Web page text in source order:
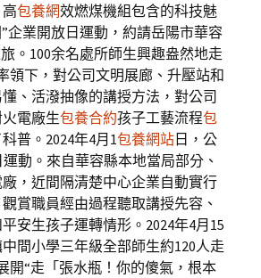
包養網效燃煤機組包含的科技魅
企業開放日運動，約請岳陽市華容
。100余名處所師生興趣盎然地走
領下，對公司文明展廊、升壓站和
、活潑抽像的講授方法，對公司
電廠生包養合約孩子工藝流程包
普。2024年4月1包養網站 日，公
動。來自華容縣本地當局部分、
，近間隔清楚中心企業自動實行
賞職員經由過程聽取講授先容、
安生孩子運轉情形。2024年4月15
間小學三年級全部師生約120人走
開“走「張水瓶！你的傻氣，根本